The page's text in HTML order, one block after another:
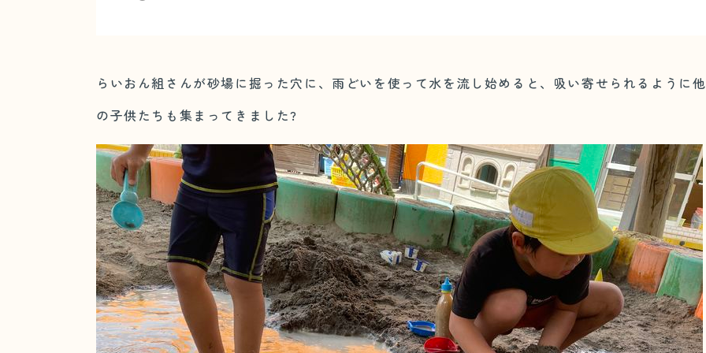
らいおん組さんが砂場に掘った穴に、雨どいを使って水を流し始めると、吸い寄せられるように
の子供たちも集まってきました?